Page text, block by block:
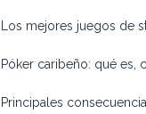
Los mejores juegos de
Póker caribeño: qué es,
Principales